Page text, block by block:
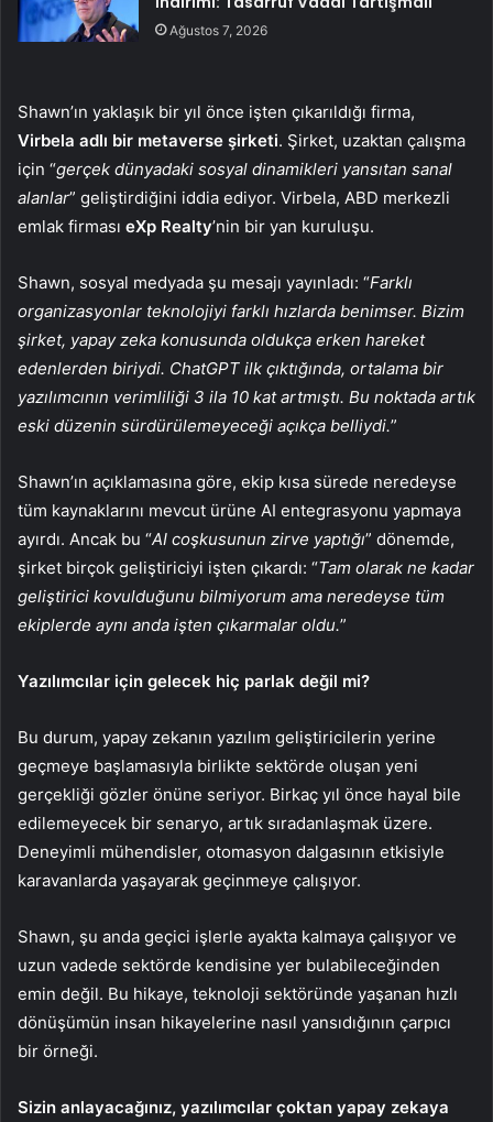
Ağustos 7, 2026
Shawn’ın yaklaşık bir yıl önce işten çıkarıldığı firma,
Virbela adlı bir metaverse şirketi. Şirket, uzaktan çalışma
için “gerçek dünyadaki sosyal dinamikleri yansıtan sanal
alanlar” geliştirdiğini iddia ediyor. Virbela, ABD merkezli
emlak firması eXp Realty’nin bir yan kuruluşu.
Shawn, sosyal medyada şu mesajı yayınladı: “Farklı
organizasyonlar teknolojiyi farklı hızlarda benimser. Bizim
şirket, yapay zeka konusunda oldukça erken hareket
edenlerden biriydi. ChatGPT ilk çıktığında, ortalama bir
yazılımcının verimliliği 3 ila 10 kat artmıştı. Bu noktada artık
eski düzenin sürdürülemeyeceği açıkça belliydi.”
Shawn’ın açıklamasına göre, ekip kısa sürede neredeyse
tüm kaynaklarını mevcut ürüne AI entegrasyonu yapmaya
ayırdı. Ancak bu “AI coşkusunun zirve yaptığı” dönemde,
şirket birçok geliştiriciyi işten çıkardı: “Tam olarak ne kadar
geliştirici kovulduğunu bilmiyorum ama neredeyse tüm
ekiplerde aynı anda işten çıkarmalar oldu.”
Yazılımcılar için gelecek hiç parlak değil mi?
Bu durum, yapay zekanın yazılım geliştiricilerin yerine
geçmeye başlamasıyla birlikte sektörde oluşan yeni
gerçekliği gözler önüne seriyor. Birkaç yıl önce hayal bile
edilemeyecek bir senaryo, artık sıradanlaşmak üzere.
Deneyimli mühendisler, otomasyon dalgasının etkisiyle
karavanlarda yaşayarak geçinmeye çalışıyor.
Shawn, şu anda geçici işlerle ayakta kalmaya çalışıyor ve
uzun vadede sektörde kendisine yer bulabileceğinden
emin değil. Bu hikaye, teknoloji sektöründe yaşanan hızlı
dönüşümün insan hikayelerine nasıl yansıdığının çarpıcı
bir örneği.
Sizin anlayacağınız, yazılımcılar çoktan yapay zekaya